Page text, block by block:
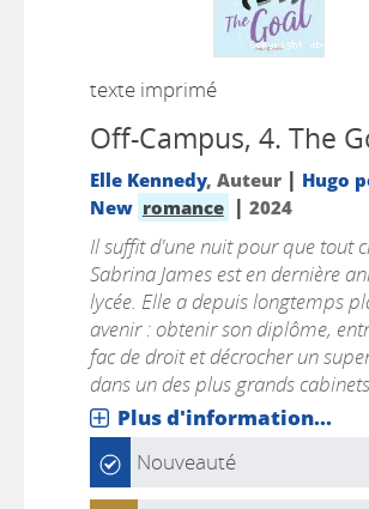
texte imprimé
Off-Campus, 4. The
Elle Kennedy, Auteur | Hugo
New romance | 2024
Il suffit d'une nuit pour que tout
Sabrina James est en dernière
lycée. Elle a depuis longtemps
avenir : obtenir son diplôme,
fac de droit et décrocher un
dans un des plus grands
Plus d'information...
Nouveauté